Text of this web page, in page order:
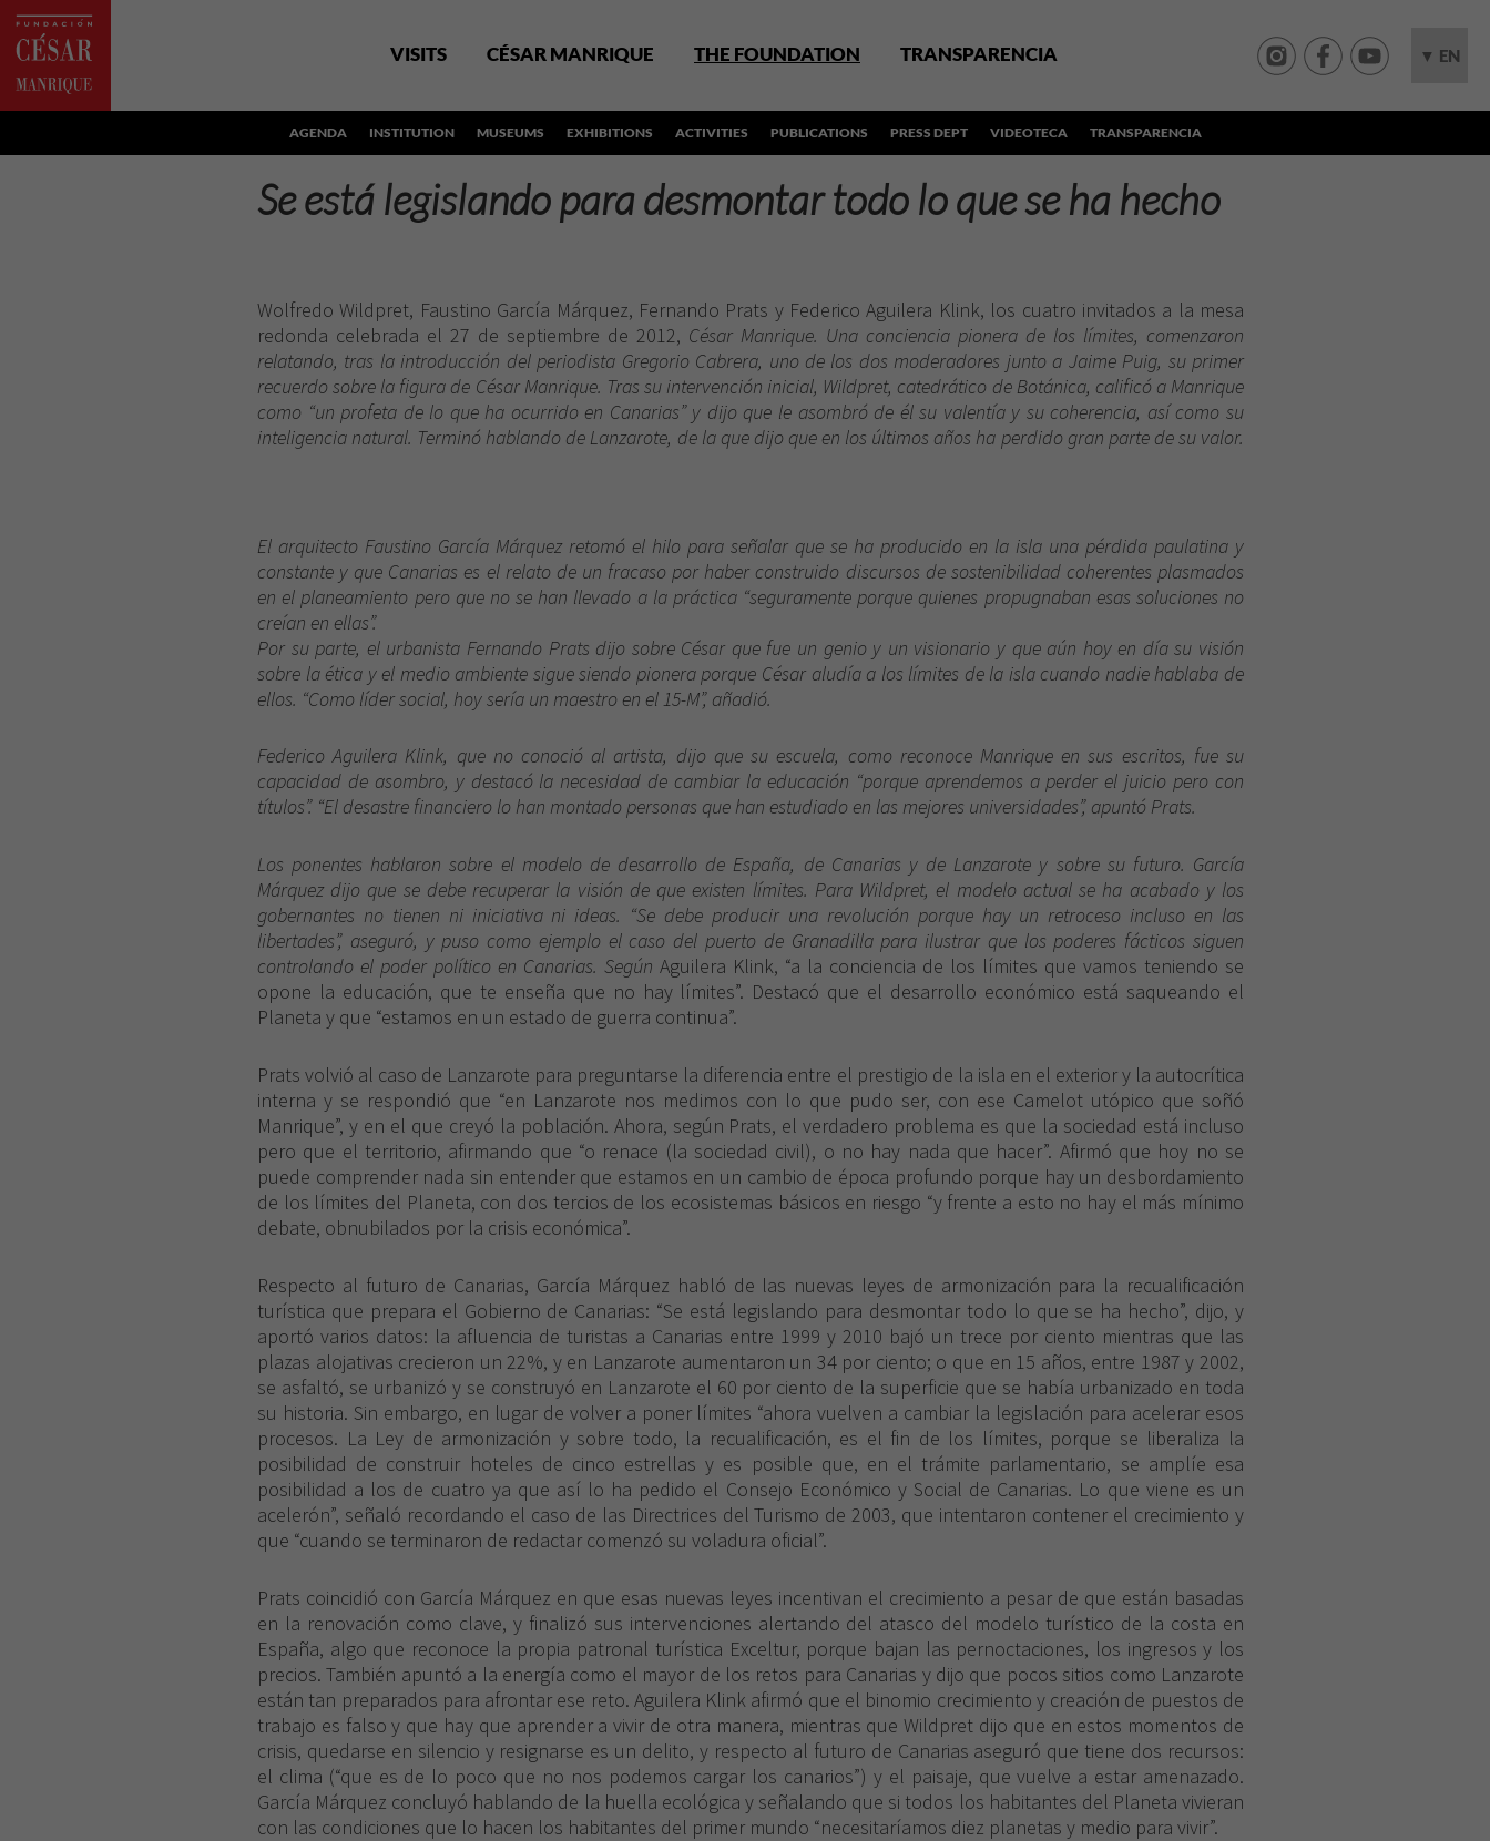
VISITS CÉSAR MANRIQUE THE FOUNDATION TRANSPARENCIA ▼ EN
AGENDA INSTITUTION MUSEUMS EXHIBITIONS ACTIVITIES PUBLICATIONS PRESS DEPT VIDEOTECA TRANSPARENCIA
Se está legislando para desmontar todo lo que se ha hecho
Wolfredo Wildpret, Faustino García Márquez, Fernando Prats y Federico Aguilera Klink, los cuatro invitados a la mesa
redonda celebrada el 27 de septiembre de 2012, César Manrique. Una conciencia pionera de los límites, comenzaron
relatando, tras la introducción del periodista Gregorio Cabrera, uno de los dos moderadores junto a Jaime Puig, su primer
recuerdo sobre la figura de César Manrique. Tras su intervención inicial, Wildpret, catedrático de Botánica, calificó a Manrique
como “un profeta de lo que ha ocurrido en Canarias” y dijo que le asombró de él su valentía y su coherencia, así como su
inteligencia natural. Terminó hablando de Lanzarote, de la que dijo que en los últimos años ha perdido gran parte de su valor.
El arquitecto Faustino García Márquez retomó el hilo para señalar que se ha producido en la isla una pérdida paulatina y
constante y que Canarias es el relato de un fracaso por haber construido discursos de sostenibilidad coherentes plasmados
en el planeamiento pero que no se han llevado a la práctica “seguramente porque quienes propugnaban esas soluciones no
creían en ellas”.
Por su parte, el urbanista Fernando Prats dijo sobre César que fue un genio y un visionario y que aún hoy en día su visión
sobre la ética y el medio ambiente sigue siendo pionera porque César aludía a los límites de la isla cuando nadie hablaba de
ellos. “Como líder social, hoy sería un maestro en el 15-M”, añadió.
Federico Aguilera Klink, que no conoció al artista, dijo que su escuela, como reconoce Manrique en sus escritos, fue su
capacidad de asombro, y destacó la necesidad de cambiar la educación “porque aprendemos a perder el juicio pero con
títulos”. “El desastre financiero lo han montado personas que han estudiado en las mejores universidades”, apuntó Prats.
Los ponentes hablaron sobre el modelo de desarrollo de España, de Canarias y de Lanzarote y sobre su futuro. García
Márquez dijo que se debe recuperar la visión de que existen límites. Para Wildpret, el modelo actual se ha acabado y los
gobernantes no tienen ni iniciativa ni ideas. “Se debe producir una revolución porque hay un retroceso incluso en las
libertades”, aseguró, y puso como ejemplo el caso del puerto de Granadilla para ilustrar que los poderes fácticos siguen
controlando el poder político en Canarias. Según Aguilera Klink, “a la conciencia de los límites que vamos teniendo se
opone la educación, que te enseña que no hay límites”. Destacó que el desarrollo económico está saqueando el
Planeta y que “estamos en un estado de guerra continua”.
Prats volvió al caso de Lanzarote para preguntarse la diferencia entre el prestigio de la isla en el exterior y la autocrítica
interna y se respondió que “en Lanzarote nos medimos con lo que pudo ser, con ese Camelot utópico que soñó
Manrique”, y en el que creyó la población. Ahora, según Prats, el verdadero problema es que la sociedad está incluso
pero que el territorio, afirmando que “o renace (la sociedad civil), o no hay nada que hacer”. Afirmó que hoy no se
puede comprender nada sin entender que estamos en un cambio de época profundo porque hay un desbordamiento
de los límites del Planeta, con dos tercios de los ecosistemas básicos en riesgo “y frente a esto no hay el más mínimo
debate, obnubilados por la crisis económica”.
Respecto al futuro de Canarias, García Márquez habló de las nuevas leyes de armonización para la recualificación
turística que prepara el Gobierno de Canarias: “Se está legislando para desmontar todo lo que se ha hecho”, dijo, y
aportó varios datos: la afluencia de turistas a Canarias entre 1999 y 2010 bajó un trece por ciento mientras que las
plazas alojativas crecieron un 22%, y en Lanzarote aumentaron un 34 por ciento; o que en 15 años, entre 1987 y 2002,
se asfaltó, se urbanizó y se construyó en Lanzarote el 60 por ciento de la superficie que se había urbanizado en toda
su historia. Sin embargo, en lugar de volver a poner límites “ahora vuelven a cambiar la legislación para acelerar esos
procesos. La Ley de armonización y sobre todo, la recualificación, es el fin de los límites, porque se liberaliza la
posibilidad de construir hoteles de cinco estrellas y es posible que, en el trámite parlamentario, se amplíe esa
posibilidad a los de cuatro ya que así lo ha pedido el Consejo Económico y Social de Canarias. Lo que viene es un
acelerón”, señaló recordando el caso de las Directrices del Turismo de 2003, que intentaron contener el crecimiento y
que “cuando se terminaron de redactar comenzó su voladura oficial”.
Prats coincidió con García Márquez en que esas nuevas leyes incentivan el crecimiento a pesar de que están basadas
en la renovación como clave, y finalizó sus intervenciones alertando del atasco del modelo turístico de la costa en
España, algo que reconoce la propia patronal turística Exceltur, porque bajan las pernoctaciones, los ingresos y los
precios. También apuntó a la energía como el mayor de los retos para Canarias y dijo que pocos sitios como Lanzarote
están tan preparados para afrontar ese reto. Aguilera Klink afirmó que el binomio crecimiento y creación de puestos de
trabajo es falso y que hay que aprender a vivir de otra manera, mientras que Wildpret dijo que en estos momentos de
crisis, quedarse en silencio y resignarse es un delito, y respecto al futuro de Canarias aseguró que tiene dos recursos:
el clima (“que es de lo poco que no nos podemos cargar los canarios”) y el paisaje, que vuelve a estar amenazado.
García Márquez concluyó hablando de la huella ecológica y señalando que si todos los habitantes del Planeta vivieran
con las condiciones que lo hacen los habitantes del primer mundo “necesitaríamos diez planetas y medio para vivir”.